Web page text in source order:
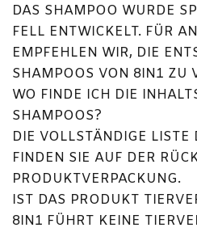
DAS SHAMPOO WURDE
FELL ENTWICKELT. FÜR
EMPFEHLEN WIR, DIE
SHAMPOOS VON 8IN1 ZU
WO FINDE ICH DIE
SHAMPOOS?
DIE VOLLSTÄNDIGE LISTE
FINDEN SIE AUF DER
PRODUKTVERPACKUNG.
IST DAS PRODUKT
8IN1 FÜHRT KEINE